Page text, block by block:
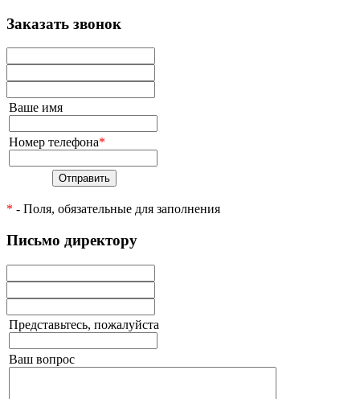
Заказать звонок
Ваше имя
Номер телефона*
Отправить
* - Поля, обязательные для заполнения
Письмо директору
Представьтесь, пожалуйста
Ваш вопрос